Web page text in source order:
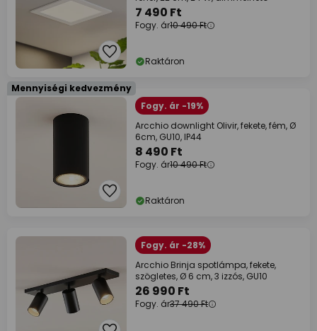
7 490 Ft
Fogy. ár10 490 Ft
Raktáron
Mennyiségi kedvezmény
Fogy. ár -19%
Arcchio downlight Olivir, fekete, fém, Ø
6cm, GU10, IP44
8 490 Ft
Fogy. ár10 490 Ft
Raktáron
Fogy. ár -28%
Arcchio Brinja spotlámpa, fekete,
szögletes, Ø 6 cm, 3 izzós, GU10
26 990 Ft
Fogy. ár37 490 Ft